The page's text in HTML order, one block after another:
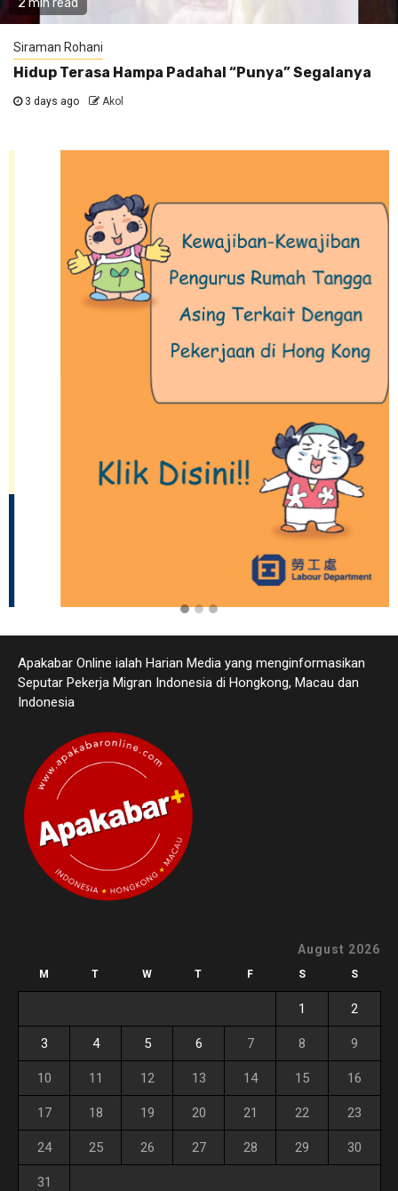
2 min read
Siraman Rohani
Hidup Terasa Hampa Padahal “Punya” Segalanya
3 days ago Akol
Apakabar Online ialah Harian Media yang menginformasikan
Seputar Pekerja Migran Indonesia di Hongkong, Macau dan
Indonesia
August 2026
M T W T F S S
1 2
3 4 5 6 7 8 9
10 11 12 13 14 15 16
17 18 19 20 21 22 23
24 25 26 27 28 29 30
31